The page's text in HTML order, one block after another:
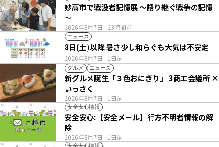
2026年8月7日 - 23時間前
妙高市で戦没者記憶展 ～語り継ぐ戦争の記憶
～
ニュース
2026年8月7日 - 1日前
8日(土)以降 暑さ少し和らぐも大気は不安定
グルメ ニュース
2026年8月7日 - 1日前
新グルメ誕生「３色おにぎり」 3商工会議所 ×
いっさく
安全安心情報
2026年8月7日 - 1日前
安全安心:【安全メール】行方不明者情報の解
除